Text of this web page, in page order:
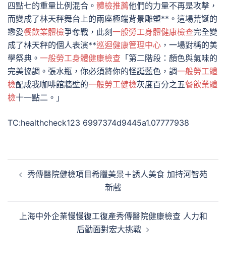
四點七的重量比例混合。 體檢推薦他們的力量不再是攻擊，
而變成了林天秤舞台上的兩座極端背景雕塑**。這場荒誕的
戀愛餐飲業體檢爭奪戰，此刻 一般勞工身體健康檢查完全變
成了林天秤的個人表演**巡迴健康管理中心 ，一場對稱的美
學祭典。 一般勞工身體健康檢查 「第二階段：顏色與氣味的
完美協調。張水瓶，你必須將你的怪誕藍色，調一般勞工體
檢配成我咖啡館牆壁的一般勞工健檢灰度百分之五餐飲業體
檢十一點二。」
TC:healthcheck123 6997374d9445a1.07777938
秀傳醫院健檢項目希臘美景＋誘人美食 加持河智苑
新戲
上海中外企業慢慢復工復產秀傳醫院健康檢查 人力和
后勤面對宏大挑戰